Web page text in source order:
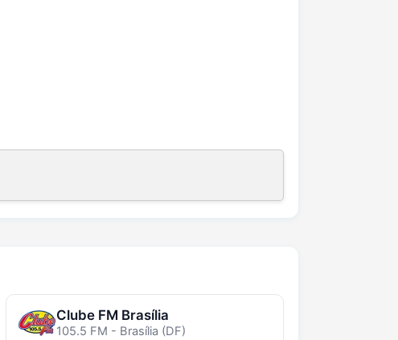
Clube FM Brasília
105.5 FM - Brasília (DF)